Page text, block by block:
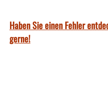
Haben Sie einen Fehler
gerne!